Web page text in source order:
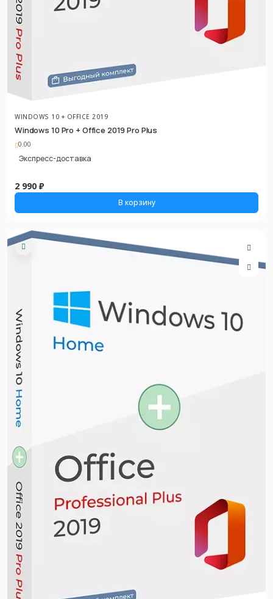
WINDOWS 10 + OFFICE 2019
Windows 10 Pro + Office 2019 Pro Plus
0.00
Экспресс-доставка
2 990 ₽
В корзину